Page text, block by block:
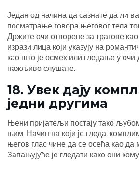
Један од начина да сазнате да ли
посматрање говора његовог тела
Држите очи отворене за трагове
изрази лица који указују на
као што је осмех или гледање у очи
пажљиво слушате.
18. Увек дају
једни другима
Њени пријатељи постају тако
њим. Начин на који је гледа,
његов глас чине да се осећа као да
Запањујуће је гледати како они